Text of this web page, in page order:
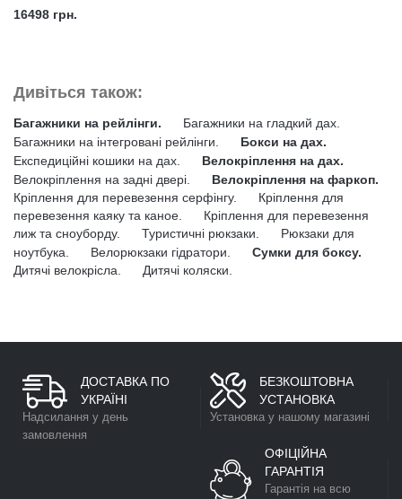
16498 грн.
Дивіться також:
Багажники на рейлінги.
Багажники на гладкий дах.
Багажники на інтегровані рейлінги.
Бокси на дах.
Експедиційні кошики на дах.
Велокріплення на дах.
Велокріплення на задні двері.
Велокріплення на фаркоп.
Кріплення для перевезення серфінгу.
Кріплення для
перевезення каяку та каное.
Кріплення для перевезення
лиж та сноуборду.
Туристичні рюкзаки.
Рюкзаки для
ноутбука.
Велорюкзаки гідратори.
Сумки для боксу.
Дитячі велокрісла.
Дитячі коляски.
ДОСТАВКА ПО
УКРАЇНІ
Надсилання у день
замовлення
БЕЗКОШТОВНА
УСТАНОВКА
Установка у нашому магазині
ОФІЦІЙНА
ГАРАНТІЯ
Гарантія на всю